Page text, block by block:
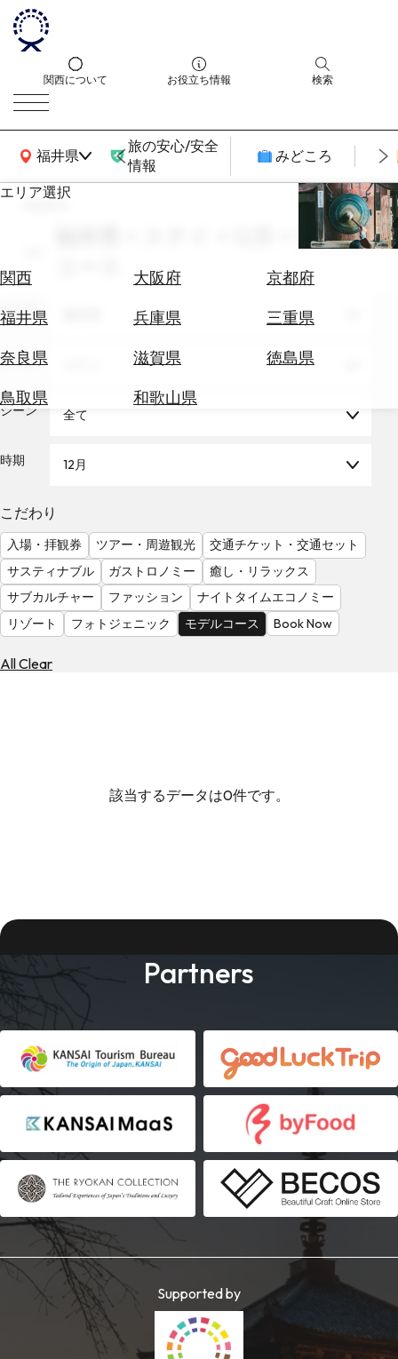
関西について お役立ち情報 検索
福井県
関西広域MAP
旅の安心/安全
情報
みどころ
エリア選択
関西 大阪府
京都府
福井県
兵庫県
三重県
奈良県
滋賀県
徳島県
鳥取県
和歌山県
エ
券
テ
を
る
気
を
見
る
search
福井県 × ステイ × 12月 × モデル
エリア
テーマ
シーン 全て
時期 12月
こだわり
入場・拝観券 ツアー・周遊観光
交通チケット・交通セット
サスティナブル
ガストロノミー
癒し・リラックス
サブカルチャー
ファッション
ナイトタイムエコノミー
リゾート
フォトジェニック モデルコース Book Now
All Clear
該当するデータは0件です。
Partners
Supported by